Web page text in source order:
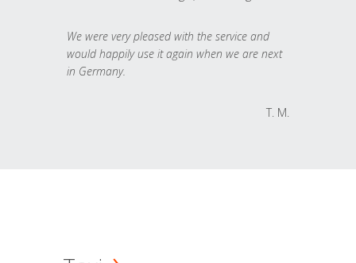
We were very pleased with the service and
would happily use it again when we are next
in Germany.
T. M.